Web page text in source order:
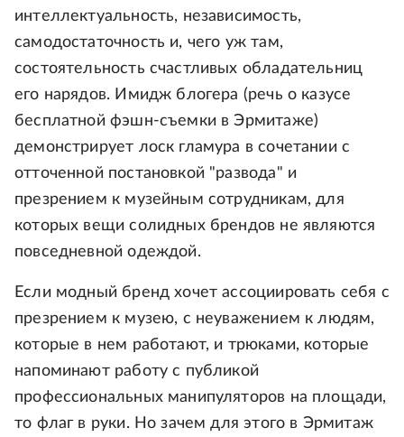
интеллектуальность, независимость,
самодостаточность и, чего уж там,
состоятельность счастливых обладательниц
его нарядов. Имидж блогера (речь о казусе
бесплатной фэшн-съемки в Эрмитаже)
демонстрирует лоск гламура в сочетании с
отточенной постановкой "развода" и
презрением к музейным сотрудникам, для
которых вещи солидных брендов не являются
повседневной одеждой.
Если модный бренд хочет ассоциировать себя с
презрением к музею, с неуважением к людям,
которые в нем работают, и трюками, которые
напоминают работу с публикой
профессиональных манипуляторов на площади,
то флаг в руки. Но зачем для этого в Эрмитаж